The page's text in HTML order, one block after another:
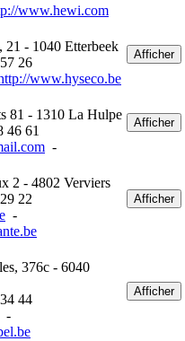
www.hewi.com
21 - 1040 Etterbeek
26
www.hyseco.be
Afficher
81 - 1310 La Hulpe
46 61
-
Afficher
2 - 4802 Verviers
22
-
Afficher
376c - 6040
44
-
Afficher